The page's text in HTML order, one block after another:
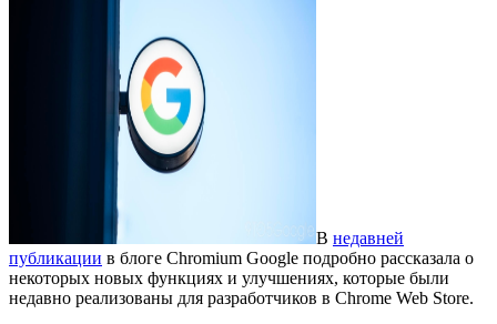
В недавней
публикации в блоге Chromium Google подробно рассказала о
некоторых новых функциях и улучшениях, которые были
недавно реализованы для разработчиков в Chrome Web Store.